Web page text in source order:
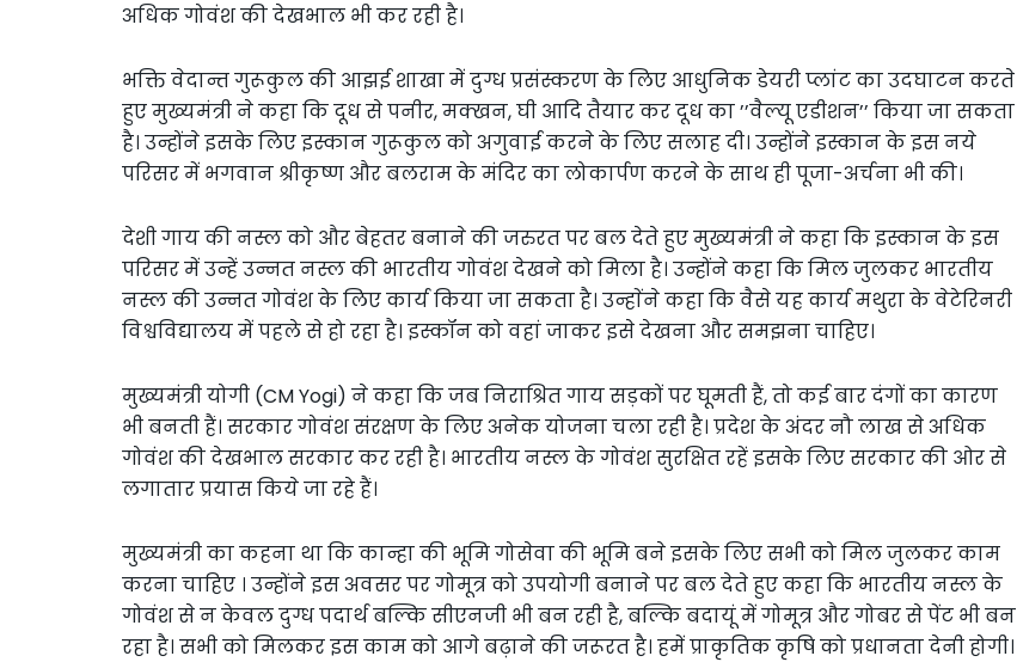
अधिक गोवंश की देखभाल भी कर रही है।
भक्ति वेदान्त गुरूकुल की आझई शाखा में दुग्ध प्रसंस्करण के लिए आधुनिक डेयरी प्लांट का उदघाटन करते
हुए मुख्यमंत्री ने कहा कि दूध से पनीर, मक्खन, घी आदि तैयार कर दूध का ’’वैल्यू एडीशन’’ किया जा सकता
है। उन्होंने इसके लिए इस्कान गुरूकुल को अगुवाई करने के लिए सलाह दी। उन्होंने इस्कान के इस नये
परिसर में भगवान श्रीकृष्ण और बलराम के मंदिर का लोकार्पण करने के साथ ही पूजा-अर्चना भी की।
देशी गाय की नस्ल को और बेहतर बनाने की जरुरत पर बल देते हुए मुख्यमंत्री ने कहा कि इस्कान के इस
परिसर में उन्हें उन्नत नस्ल की भारतीय गोवंश देखने को मिला है। उन्होंने कहा कि मिल जुलकर भारतीय
नस्ल की उन्नत गोवंश के लिए कार्य किया जा सकता है। उन्हाेंने कहा कि वैसे यह कार्य मथुरा के वेटेरिनरी
विश्वविद्यालय में पहले से हो रहा है। इस्कॉन को वहां जाकर इसे देखना और समझना चाहिए।
मुख्यमंत्री योगी (CM Yogi) ने कहा कि जब निराश्रित गाय सड़कों पर घूमती हैं, तो कई बार दंगों का कारण
भी बनती हैं। सरकार गोवंश संरक्षण के लिए अनेक योजना चला रही है। प्रदेश के अंदर नौ लाख से अधिक
गोवंश की देखभाल सरकार कर रही है। भारतीय नस्ल के गोवंश सुरक्षित रहें इसके लिए सरकार की ओर से
लगातार प्रयास किये जा रहे हैं।
मुख्यमंत्री का कहना था कि कान्हा की भूमि गोसेवा की भूमि बने इसके लिए सभी को मिल जुलकर काम
करना चाहिए । उन्होंने इस अवसर पर गोमूत्र को उपयोगी बनाने पर बल देते हुए कहा कि भारतीय नस्ल के
गोवंश से न केवल दुग्ध पदार्थ बल्कि सीएनजी भी बन रही है, बल्कि बदायूं में गोमूत्र और गोबर से पेंट भी बन
रहा है। सभी को मिलकर इस काम को आगे बढ़ाने की जरूरत है। हमें प्राकृतिक कृषि को प्रधानता देनी होगी।